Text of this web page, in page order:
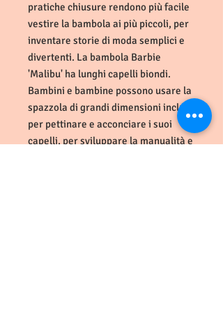
pratiche chiusure rendono più facile
vestire la bambola ai più piccoli, per
inventare storie di moda semplici e
divertenti. La bambola Barbie
'Malibu' ha lunghi capelli biondi.
Bambini e bambine possono usare la
spazzola di grandi dimensioni inclusa
per pettinare e acconciare i suoi
capelli, per sviluppare la manualità e